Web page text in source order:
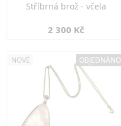
Stříbrná brož - včela
2 300 Kč
NOVÉ OBJEDNÁNO